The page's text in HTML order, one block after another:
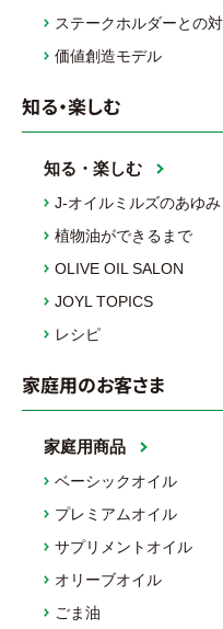
ステークホルダーとの
価値創造モデル
知る・楽しむ
知る・楽しむ
J-オイルミルズのあゆみ
植物油ができるまで
OLIVE OIL SALON
JOYL TOPICS
レシピ
家庭用のお客さま
家庭用商品
ベーシックオイル
プレミアムオイル
サプリメントオイル
オリーブオイル
ごま油